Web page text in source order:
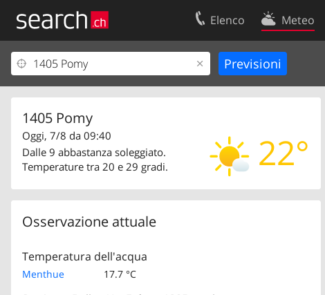
Elenco Meteo
1405 Pomy
22°
Oggi, 7/8 da 09:40
Dalle 9 abbastanza soleggiato.
Temperature tra 20 e 29 gradi.
Osservazione attuale
Temperatura dell'acqua
Menthue 17.7 °C
Il vostro profolio
Area clienti
Contatti
Condizioni d’uso